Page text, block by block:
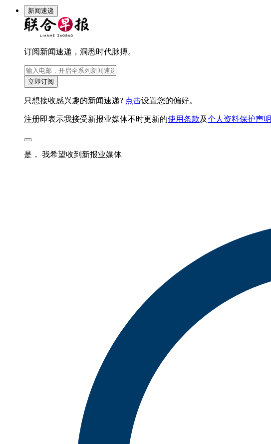
新闻速递
订阅新闻速递，洞悉时代脉搏。
立即订阅
只想接收感兴趣的新闻速递? 点击设置您的偏好。
注册即表示我接受新报业媒体不时更新的使用条款及个人资料保护声明
是， 我希望收到新报业媒体